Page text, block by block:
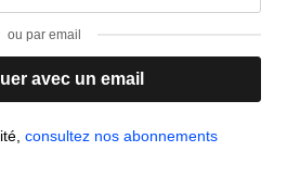
ou par email
avec un email
consultez nos abonnements